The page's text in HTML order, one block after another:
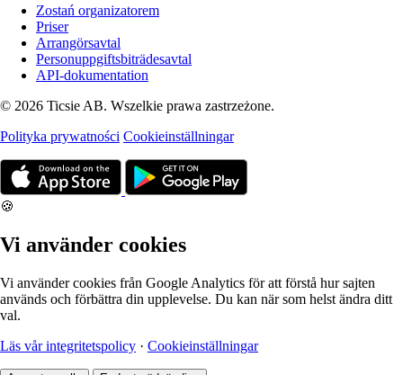
Zostań organizatorem
Priser
Arrangörsavtal
Personuppgiftsbiträdesavtal
API-dokumentation
© 2026 Ticsie AB. Wszelkie prawa zastrzeżone.
Polityka prywatności Cookieinställningar
🍪
Vi använder cookies
Vi använder cookies från Google Analytics för att förstå hur sajten
används och förbättra din upplevelse. Du kan när som helst ändra ditt
val.
Läs vår integritetspolicy · Cookieinställningar